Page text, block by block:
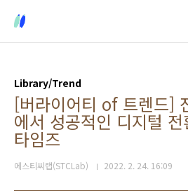
Library/Trend
[버라이어티 of 트렌드]
에서 성공적인 디지털
타임즈
에스티씨랩(STCLab) 2022. 2. 24. 16:09